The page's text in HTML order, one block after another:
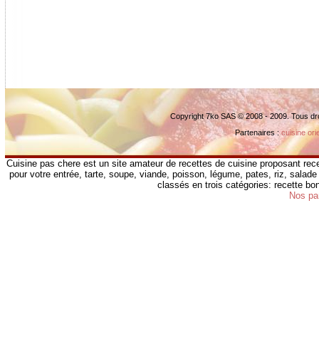
Copyright 7ko SAS © 2008 - 2009. Tous
Partenaires :cuisine
Cuisine pas chere est un site amateur de recettes de cuisine proposant
pour votre entrée, tarte, soupe, viande, poisson, légume, pates, riz,
classés en trois catégories: recette
Nos